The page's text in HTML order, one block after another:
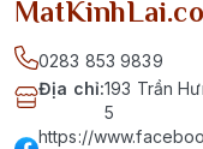
0283 853 9839
Địa chỉ:193 Trần
5
https://